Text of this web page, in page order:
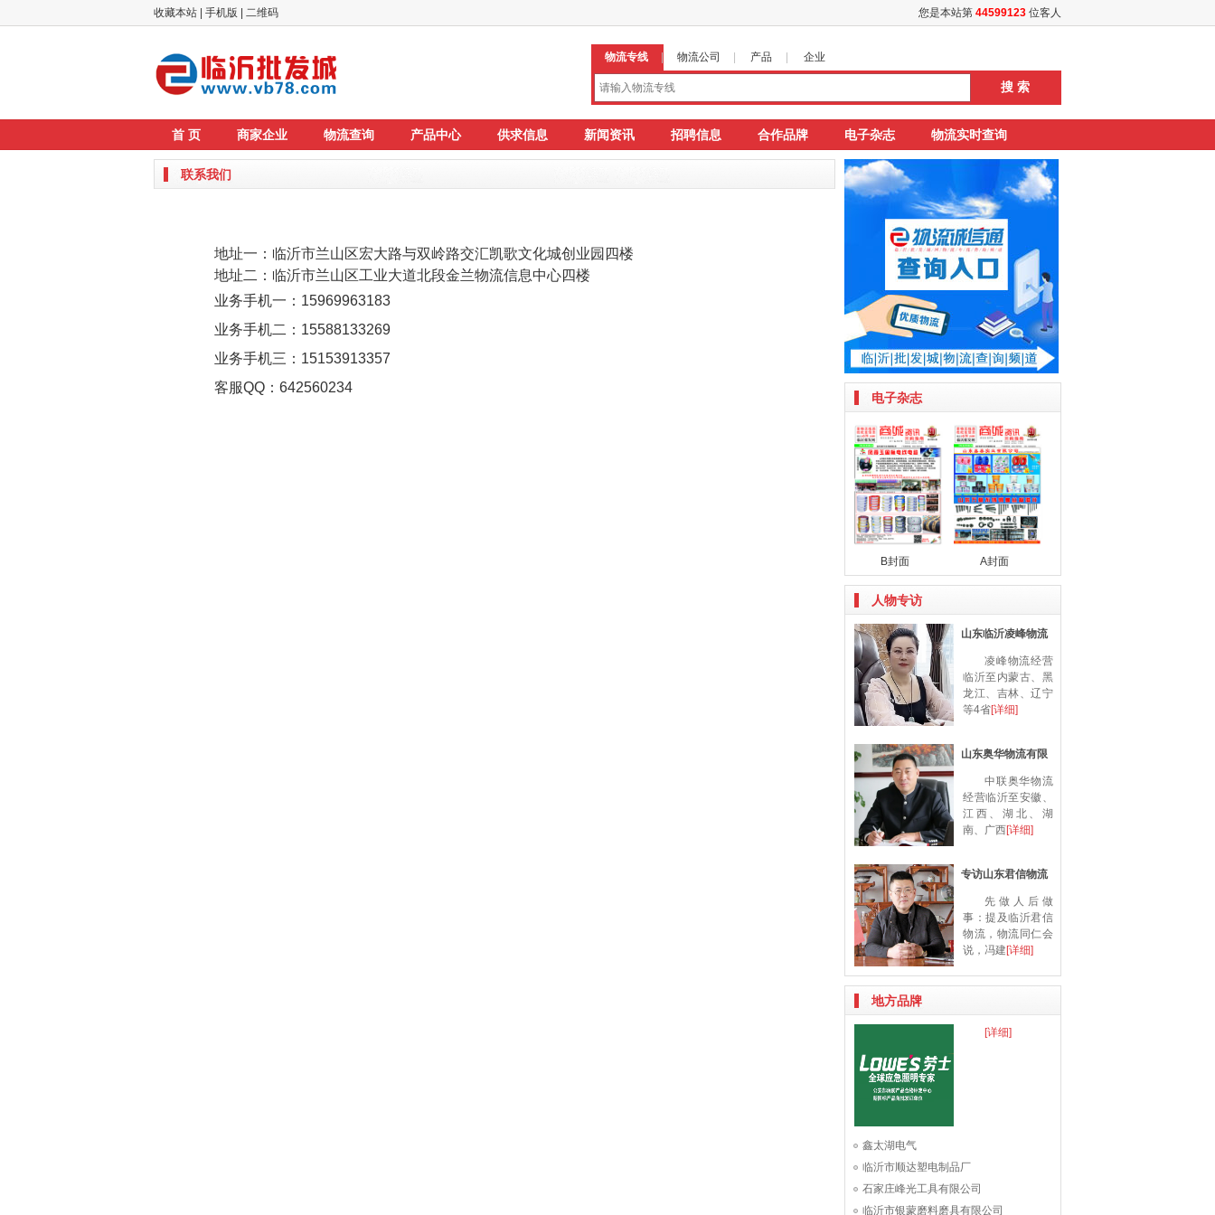
收藏本站 手机版 二维码 您是本站第 44599123 位客人
物流专线 物流公司 产品 企业
首 页 商家企业 物流查询 产品中心 供求信息 新闻资讯 招聘信息 合作品牌 电子杂志 物流实时查询
联系我们
地址一：临沂市兰山区宏大路与双岭路交汇凯歌文化城创业园四楼
地址二： 临沂市兰山区工业大道北段金兰物流信息中心四楼
业务手机一：15969963183
业务手机二： 15588133269
业务手机三： 15153913357
客服QQ：642560234
电子杂志
B封面 A封面
人物专访
山东临沂凌峰物流
凌峰物流经营
临沂至内蒙古、黑
龙江、吉林、辽宁
等4省[详细]
山东奥华物流有限
中联奥华物流
经营临沂至安徽、
江西、湖北、湖
南、广西[详细]
专访山东君信物流
先做人后做
事：提及临沂君信
物流，物流同仁会
说，冯建 [详细]
地方品牌
[详细]
鑫太湖电气
临沂市顺达塑电制品厂
石家庄峰光工具有限公司
临沂市银蒙磨料磨具有限公司